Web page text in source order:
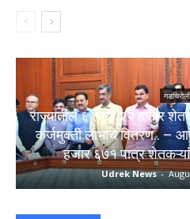
गडचिरोली
राज्यातील ६ लाख २२ हजार
कर्जमुक्ती लाभाचे वितरण.. –
हजार ६७१ पात्र
Udrek News -